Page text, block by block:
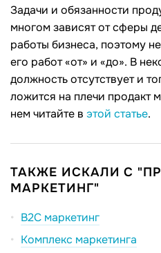
Задачи и обязанности
многом зависят от сферы
работы бизнеса, поэтому
его работ «от» и «до». В
должность отсутствует и
ложится на плечи продакт
нем читайте в этой статье.
ТАКЖЕ ИСКАЛИ С
МАРКЕТИНГ"
B2C маркетинг
Комплекс маркетинга